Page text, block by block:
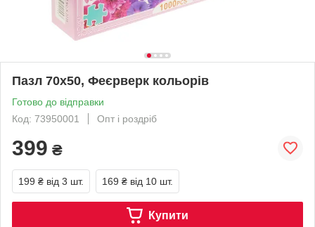
Пазл 70х50, Феєрверк кольорів
Готово до відправки
Код: 73950001
Опт і роздріб
399 ₴
199 ₴ від 3 шт. 169 ₴ від 10 шт.
Купити